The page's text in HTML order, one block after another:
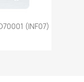
(INF07)